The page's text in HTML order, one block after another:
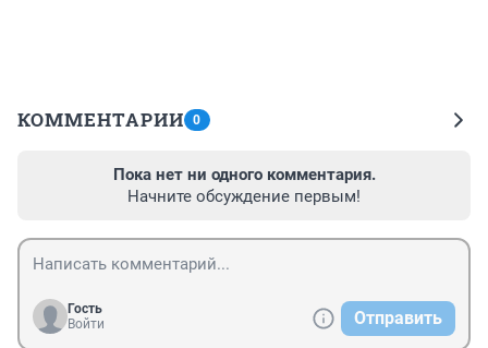
КОММЕНТАРИИ 0
Пока нет ни одного комментария.
Начните обсуждение первым!
Гость
Войти
Отправить